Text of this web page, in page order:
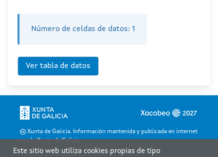
Número de celdas de datos: 1
Xunta de Galicia. Información mantenida y publicada en internet
por la Xunta de Galicia
Este sitio web utiliza cookies propias de tipo